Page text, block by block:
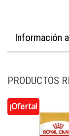
Información
PRODUCTOS
¡Oferta!